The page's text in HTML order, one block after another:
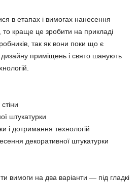
в етапах і вимогах нанесення
то краще це зробити на прикладі
так як вони поки що є
дизайну приміщень і свято шанують
штукатурки
і дотримання технологій
декоративної штукатурки
вимоги на два варіанти — під гладкі